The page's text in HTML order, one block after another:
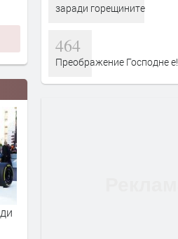
заради горещините
464
Преображение Господне е!